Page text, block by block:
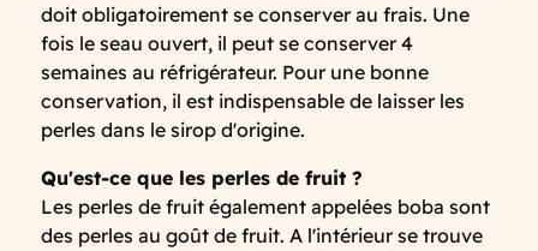
doit obligatoirement se conserver au frais. Une
fois le seau ouvert, il peut se conserver 4
semaines au réfrigérateur. Pour une bonne
conservation, il est indispensable de laisser les
perles dans le sirop d'origine.
Qu'est-ce que les perles de fruit ?
Les perles de fruit également appelées boba sont
des perles au goût de fruit. A l'intérieur se trouve